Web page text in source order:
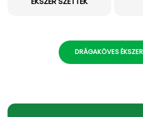
DRÁGAKÖVES